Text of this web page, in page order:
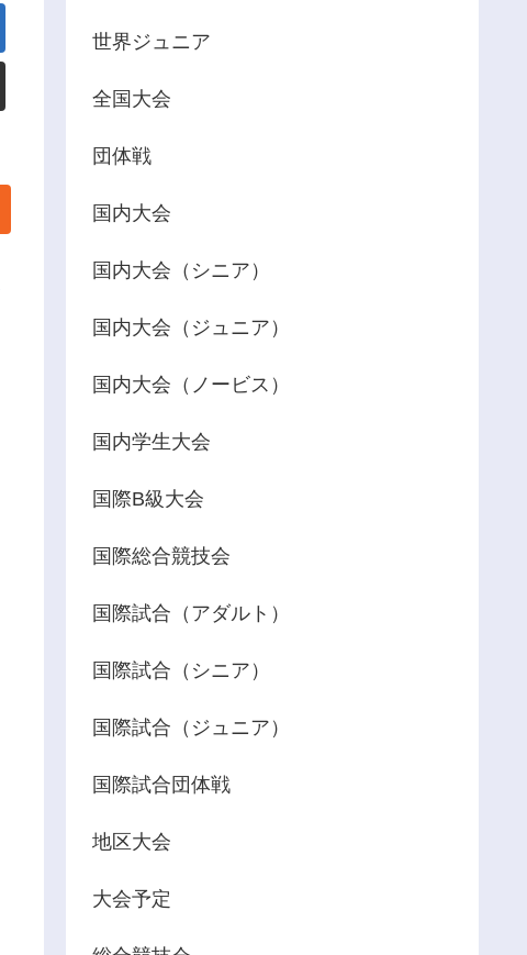
世界ジュニア
全国大会
団体戦
国内大会
国内大会（シニア）
国内大会（ジュニア）
国内大会（ノービス）
国内学生大会
国際B級大会
国際総合競技会
国際試合（アダルト）
国際試合（シニア）
国際試合（ジュニア）
国際試合団体戦
地区大会
大会予定